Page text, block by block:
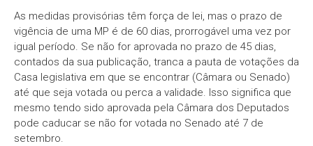
As medidas provisórias têm força de lei, mas o prazo de
vigência de uma MP é de 60 dias, prorrogável uma vez por
igual período. Se não for aprovada no prazo de 45 dias,
contados da sua publicação, tranca a pauta de votações da
Casa legislativa em que se encontrar (Câmara ou Senado)
até que seja votada ou perca a validade. Isso significa que
mesmo tendo sido aprovada pela Câmara dos Deputados
pode caducar se não for votada no Senado até 7 de
setembro.